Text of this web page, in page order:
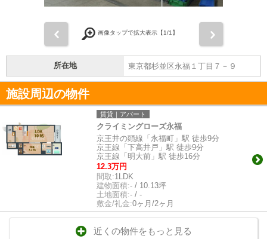
画像タップで拡大表示【1/1】
所在地 東京都杉並区永福１丁目７－９
施設周辺の物件
賃貸｜アパート
クライミングローズ永福
京王井の頭線「永福町」駅 徒歩9分
京王線「下高井戸」駅 徒歩9分
京王線「明大前」駅 徒歩16分
12.3万円
間取:1LDK
建物面積:- / 10.13坪
土地面積:- / -
敷金/礼金:0ヶ月/2ヶ月
近くの物件をもっと見る